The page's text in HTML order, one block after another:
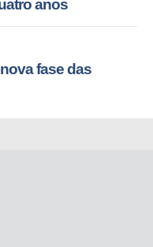
anos
fase das